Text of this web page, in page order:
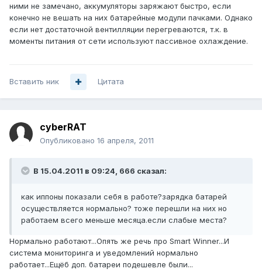
ними не замечано, аккумуляторы заряжают быстро, если
конечно не вешать на них батарейные модули пачками. Однако
если нет достаточной вентилляции перегреваются, т.к. в
моменты питания от сети используют пассивное охлаждение.
Вставить ник Цитата
cyberRAT
Опубликовано 16 апреля, 2011
В 15.04.2011 в 09:24, 666 сказал:
как иппоны показали себя в работе?зарядка батарей
осуществляется нормально? тоже перешли на них но
работаем всего меньше месяца.если слабые места?
Нормально работают...Опять же речь про Smart Winner...И
система мониторинга и уведомлений нормально
работает...Ещёб доп. батареи подешевле были...